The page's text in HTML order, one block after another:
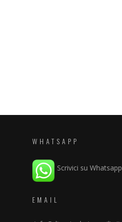
WHATSAPP
Scrivici su Whatsapp
EMAIL